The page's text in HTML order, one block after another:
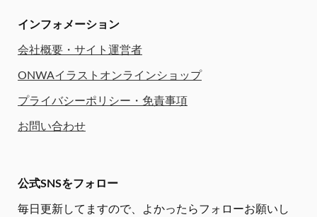
インフォメーション
会社概要・サイト運営者
ONWAイラストオンラインショップ
プライバシーポリシー・免責事項
お問い合わせ
公式SNSをフォロー
毎日更新してますので、
よかったらフォローお願いし